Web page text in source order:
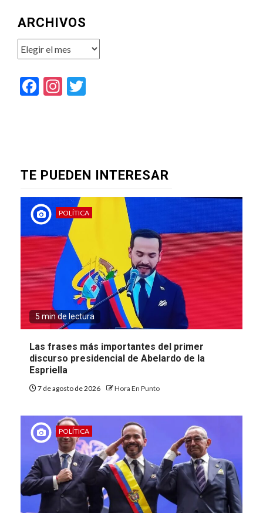
ARCHIVOS
Archivos
Facebook
Instagram
TE PUEDEN INTERESAR
POLÍTICA
5 min de lectura
Las frases más importantes del primer
discurso presidencial de Abelardo de la
Espriella
7 de agosto de 2026 Hora En Punto
POLÍTICA